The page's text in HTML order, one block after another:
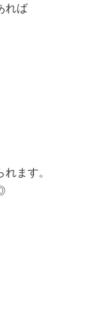
れば
ます。